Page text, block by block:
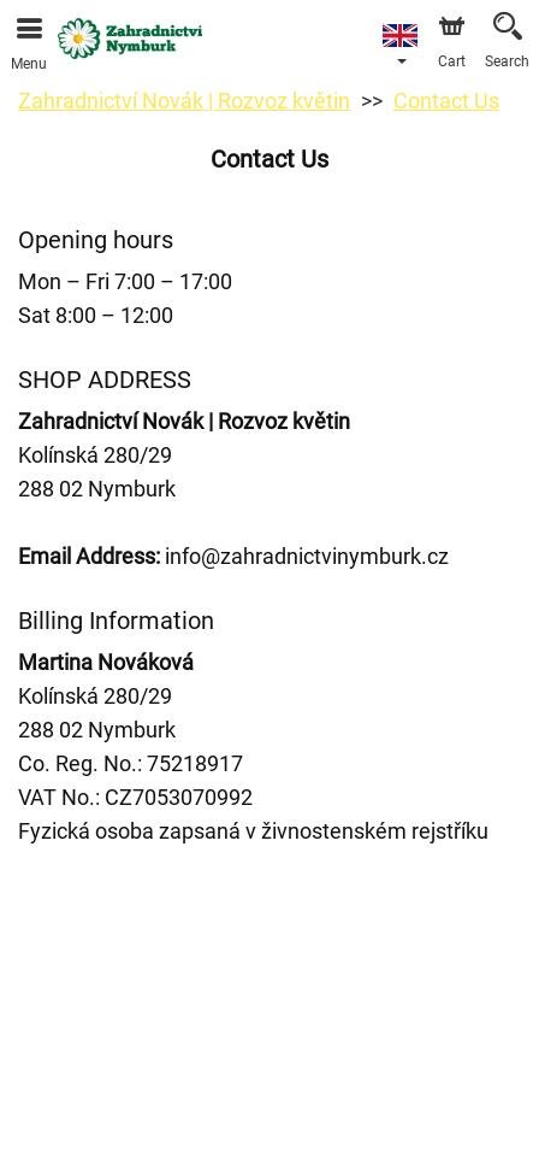
We are accepting orders through our online store. The
earliest available delivery date is 11/08/2026 due to a
Menu Cart Search
Zahradnictví Novák | Rozvoz květin Contact Us
Contact Us
Opening hours
Mon – Fri 7:00 – 17:00
Sat 8:00 – 12:00
SHOP ADDRESS
Zahradnictví Novák | Rozvoz květin
Kolínská 280/29
288 02 Nymburk
Email Address: info@zahradnictvinymburk.cz
Billing Information
Martina Nováková
Kolínská 280/29
288 02 Nymburk
Co. Reg. No.: 75218917
VAT No.: CZ7053070992
Fyzická osoba zapsaná v živnostenském rejstříku